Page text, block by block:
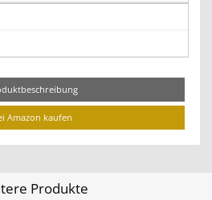
Amazon kaufen
Produkte